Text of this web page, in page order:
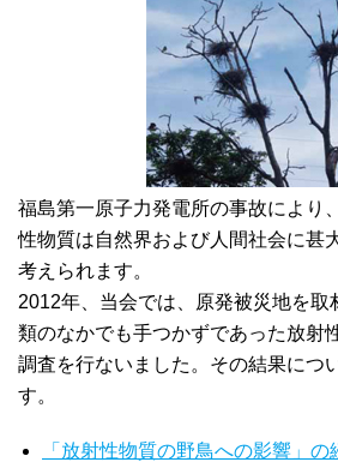
福島第一原子力発電所の事故により
性物質は自然界および人間社会に甚
考えられます。
2012年、当会では、原発被災地を取
類のなかでも手つかずであった放射
調査を行ないました。その結果につ
す。
「放射性物質の野鳥への影響」の